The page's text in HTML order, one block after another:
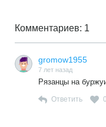
Комментариев: 1
gromow1955
7 лет назад
Рязанцы на
Ответить 0